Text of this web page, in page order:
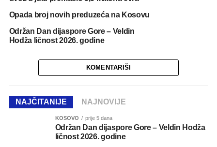
Opada broj novih preduzeća na Kosovu
Održan Dan dijaspore Gore – Veldin
Hodža ličnost 2026. godine
KOMENTARIŠI
NAJČITANIJE NAJNOVIJE
KOSOVO prije 5 dana
Održan Dan dijaspore Gore – Veldin Hodža
ličnost 2026. godine